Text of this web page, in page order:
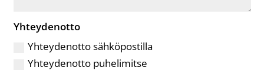
Yhteydenotto
Yhteydenotto sähköpostilla
Yhteydenotto puhelimitse